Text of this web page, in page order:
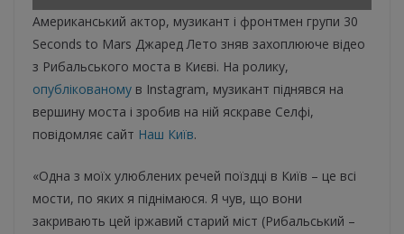
Американський актор, музикант і фронтмен групи 30
Seconds to Mars Джаред Лето зняв захоплююче відео
з Рибальського моста в Києві. На ролику,
опублікованому в Instagram, музикант піднявся на
вершину моста і зробив на ній яскраве Селфі,
повідомляє сайт Наш Київ.
«Одна з моїх улюблених речей поїздці в Київ – це всі
мости, по яких я піднімаюся. Я чув, що вони
закривають цей іржавий старий міст (Рибальський –